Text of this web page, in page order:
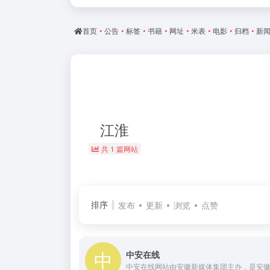
首页 • 公告 • 标签 • 书籍 • 网址 • 米表 • 电影 • 归档 • 新闻
江淮
共 1 篇网站
排序 发布 更新 浏览 点赞
中安在线